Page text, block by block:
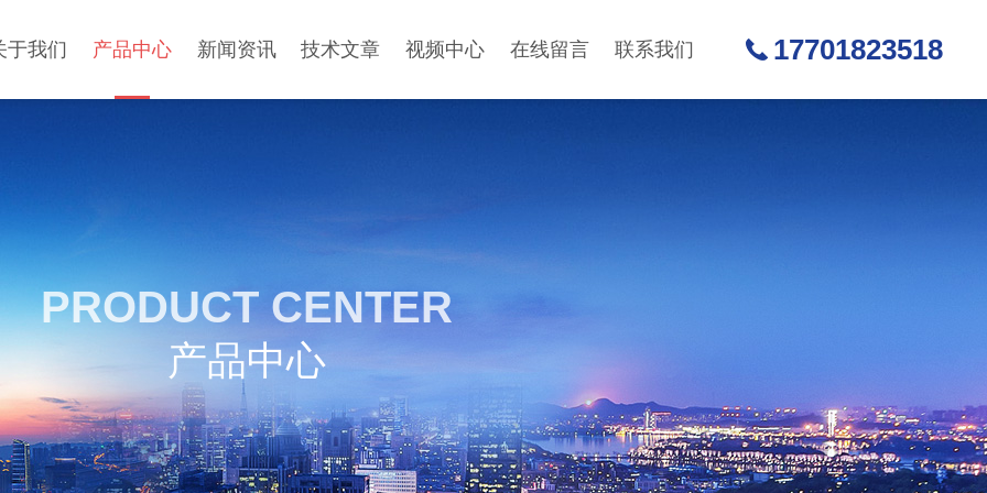
于我们 产品中心 新闻资讯 技术文章 视频中心 在线留言 联系我们 17701823518
PRODUCT CENTER
产品中心